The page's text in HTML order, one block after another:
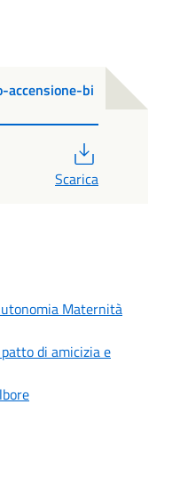
accensione-bi
Scarica
Maternità
di amicizia e